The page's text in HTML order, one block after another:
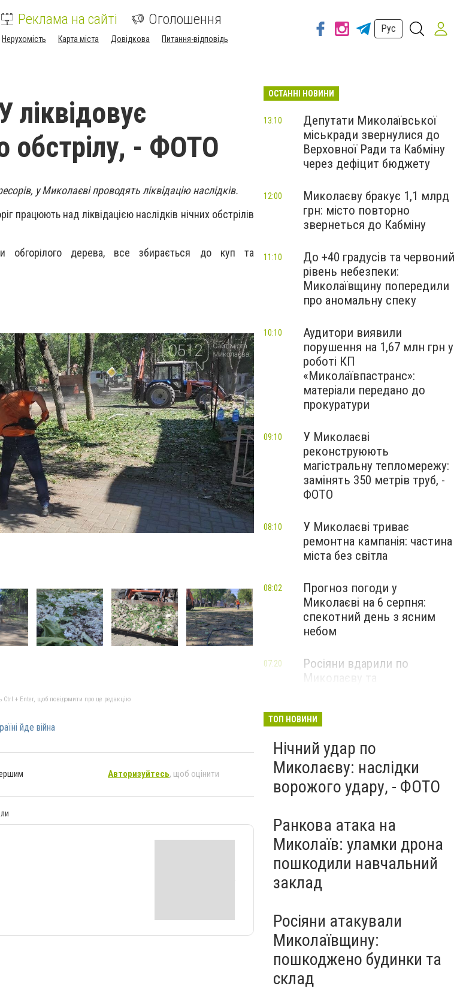
Реклама на сайті Оголошення
Нерухомість Карта міста Довідкова Питання-відповідь
Рус
обстрілу, - ФОТО
у Миколаєві проводять ліквідацію наслідків.
працюють над ліквідацією наслідків нічних обстрілів
обгорілого дерева, все збирається до куп та
Ctrl + Enter, щоб повідомити про це редакцію
йде війна
Авторизуйтесь, щоб оцінити
ОСТАННІ НОВИНИ
Депутати Миколаївської
міськради звернулися до
Верховної Ради та Кабміну
через дефіцит бюджету
13:10
Миколаєву бракує 1,1 млрд
грн: місто повторно
звернеться до Кабміну
12:00
До +40 градусів та червоний
рівень небезпеки:
Миколаївщину попередили
про аномальну спеку
11:10
Аудитори виявили
порушення на 1,67 млн грн у
роботі КП
«Миколаївпастранс»:
матеріали передано до
прокуратури
10:10
У Миколаєві
реконструюють
магістральну тепломережу:
замінять 350 метрів труб, -
ФОТО
09:10
У Миколаєві триває
ремонтна кампанія: частина
міста без світла
08:10
Прогноз погоди у
Миколаєві на 6 серпня:
спекотний день з ясним
небом
08:02
Росіяни вдарили по
Миколаєву та
07:20
ТОП НОВИНИ
Нічний удар по
Миколаєву: наслідки
ворожого удару, - ФОТО
Ранкова атака на
Миколаїв: уламки дрона
пошкодили навчальний
заклад
Росіяни атакували
Миколаївщину:
пошкоджено будинки та
склад